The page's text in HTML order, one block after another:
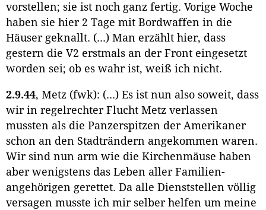
vorstellen; sie ist noch ganz fertig. Vorige Woche
haben sie hier 2 Tage mit Bordwaffen in die
Häuser geknallt. (...) Man erzählt hier, dass
gestern die V2 erstmals an der Front eingesetzt
worden sei; ob es wahr ist, weiß ich nicht.
2.9.44, Metz (fwk): (...) Es ist nun also soweit, dass
wir in regelrechter Flucht Metz verlassen
mussten als die Panzerspitzen der Amerikaner
schon an den Stadträndern angekommen waren.
Wir sind nun arm wie die Kirchenmäuse haben
aber wenigstens das Leben aller Familien-
angehörigen gerettet. Da alle Dienststellen völlig
versagen musste ich mir selber helfen um meine